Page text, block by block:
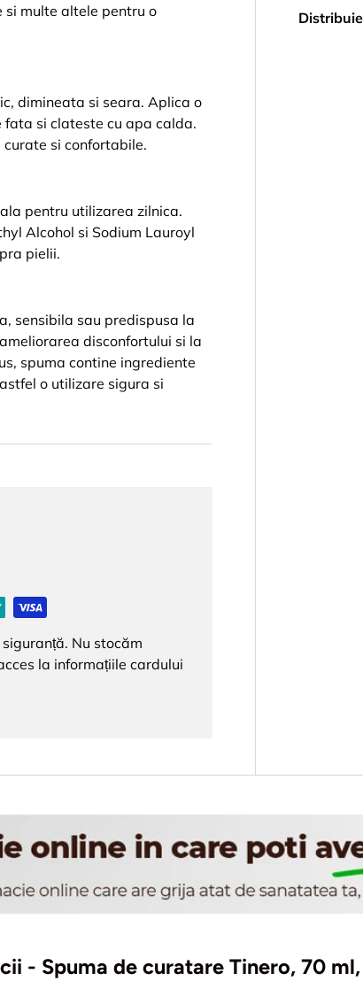
si multe altele pentru o
dimineata si seara. Aplica o
si clateste cu apa calda.
si confortabile.
pentru utilizarea zilnica.
Alcohol si Sodium Lauroyl
pielii.
sensibila sau predispusa la
disconfortului si la
spuma contine ingrediente
o utilizare sigura si
Nu stocăm
la informațiile cardului
- Spuma de curatare Tinero, 70